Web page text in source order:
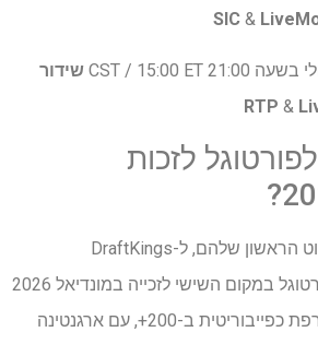
&
שידור
&
לזכות
לקראת משחק הנוקאאוט הראשון שלהם, ל-DraftKings
Sportsbook יש את פורטוגל במקום השישי לזכייה במונדיאל 2026
ב-+1400. יש לה את צרפת כפייבוריטית ב-200+, עם ארגנטינה